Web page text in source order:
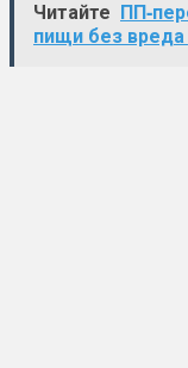
Читайте
пищи без вреда